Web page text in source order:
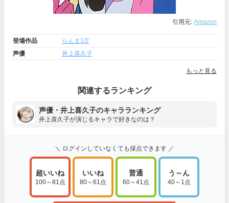
引用元: Amazon
登場作品
らんま1/2
声優
井上喜久子
もっと見る
関連するランキング
声優・井上喜久子のキャラランキング
井上喜久子が演じるキャラで好きなのは？
＼ ログインしていなくても採点できます ／
超いいね
100～81点
いいね
80～61点
普通
60～41点
う～ん
40～1点